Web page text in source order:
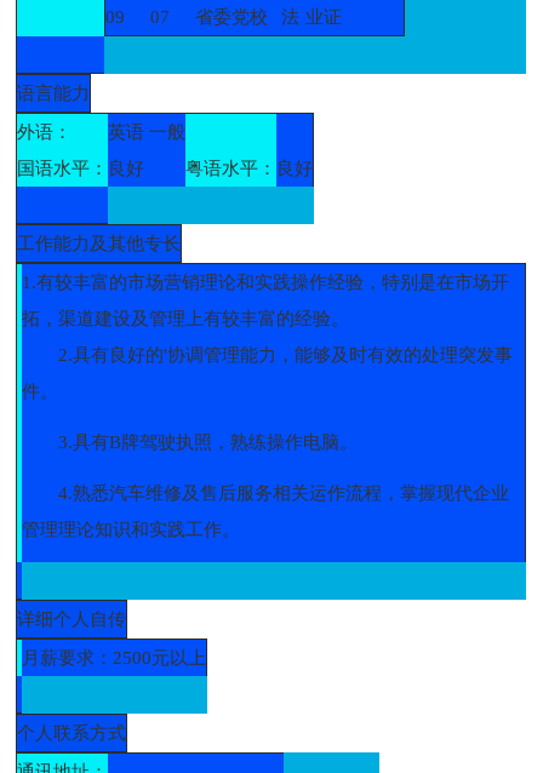
09
07
省委党校
法 业证
语言能力
外语：
英语 一般
国语水平： 良好 粤语水平： 良好
工作能力及其他专长
1.有较丰富的市场营销理论和实践操作经验，特别是在市场开
拓，渠道建设及管理上有较丰富的经验。
2.具有良好的'协调管理能力，能够及时有效的处理突发事
件。
3.具有B牌驾驶执照，熟练操作电脑。
4.熟悉汽车维修及售后服务相关运作流程，掌握现代企业
管理理论知识和实践工作。
详细个人自传
月薪要求：2500元以上
个人联系方式